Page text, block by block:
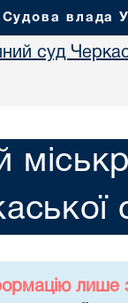
Судова влада
суд
лише